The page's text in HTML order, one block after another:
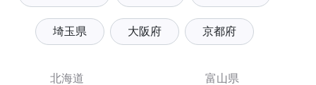
埼玉県 大阪府 京都府
北海道
富山県